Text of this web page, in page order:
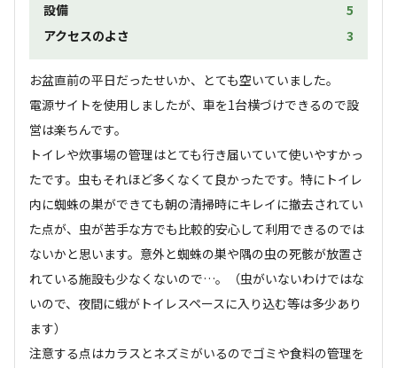
設備
5
アクセスのよさ
3
お盆直前の平日だったせいか、とても空いていました。
電源サイトを使用しましたが、車を1台横づけできるので設
営は楽ちんです。
トイレや炊事場の管理はとても行き届いていて使いやすかっ
たです。虫もそれほど多くなくて良かったです。特にトイレ
内に蜘蛛の巣ができても朝の清掃時にキレイに撤去されてい
た点が、虫が苦手な方でも比較的安心して利用できるのでは
ないかと思います。意外と蜘蛛の巣や隅の虫の死骸が放置さ
れている施設も少なくないので…。（虫がいないわけではな
いので、夜間に蛾がトイレスペースに入り込む等は多少あり
ます）
注意する点はカラスとネズミがいるのでゴミや食料の管理を